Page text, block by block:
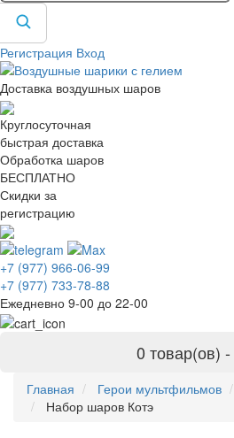
Регистрация Вход
Доставка воздушных шаров
Круглосуточная
быстрая доставка
Обработка шаров
БЕСПЛАТНО
Скидки за
регистрацию
+7 (977) 966-06-99
+7 (977) 733-78-88
Ежедневно 9-00 до 22-00
0 товар(ов) -
Главная Герои мультфильмов
Набор шаров Котэ